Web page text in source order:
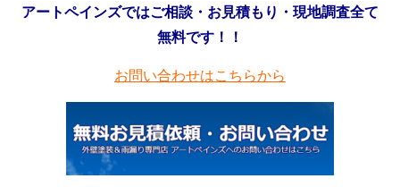
アートペインズではご相談・お見積もり・現地調査全て
無料です！！
お問い合わせはこちらから